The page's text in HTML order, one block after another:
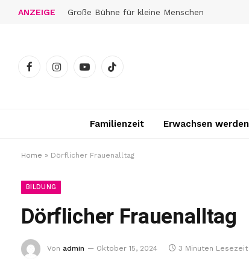
ANZEIGE Große Bühne für kleine Menschen
FacebookInstagramYouTubeTikTok
Familienzeit Erwachsen werden
Home » Dörflicher Frauenalltag
BILDUNG
Dörflicher Frauenalltag
Von admin Oktober 15, 2024 3 Minuten Lesezeit